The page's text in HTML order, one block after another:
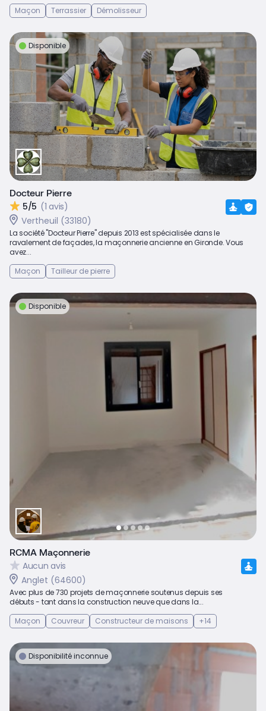
Maçon
Terrassier Démolisseur
Disponible
Docteur Pierre
5/5 (1 avis)
Vertheuil (33180)
La société "Docteur Pierre" depuis 2013 est spécialisée dans le
ravalement de façades, la maçonnerie ancienne en Gironde. Vous
avez...
Maçon
Tailleur de pierre
Disponible
RCMA Maçonnerie
Aucun avis
Anglet (64600)
Avec plus de 730 projets de maçonnerie soutenus depuis ses
débuts - tant dans la construction neuve que dans la...
Maçon
Couvreur Constructeur de maisons +14
Disponibilité inconnue